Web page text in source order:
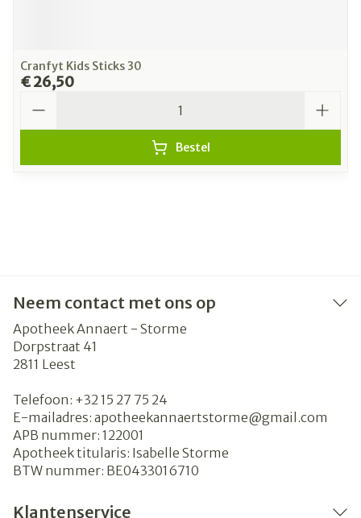
Cranfyt Kids Sticks 30
€ 26,50
Bestel
Neem contact met ons op
Apotheek Annaert - Storme
Dorpstraat 41
2811 Leest
Telefoon: +32 15 27 75 24
E-mailadres: apotheekannaertstorme@gmail.com
APB nummer: 122001
Apotheek titularis: Isabelle Storme
BTW nummer: BE0433016710
Klantenservice